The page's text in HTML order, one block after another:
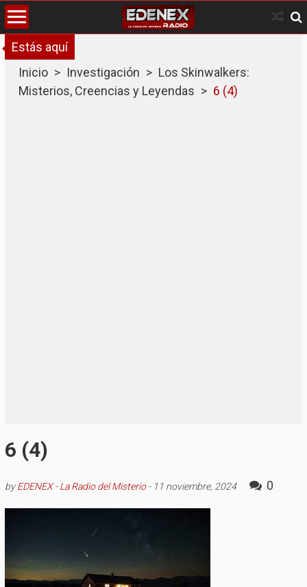
Skip
to
content
Estás aquí
Inicio > Investigación > Los Skinwalkers:
Misterios, Creencias y Leyendas > 6 (4)
6 (4)
byEDENEX - La Radio del Misterio- 11 noviembre, 2024 0